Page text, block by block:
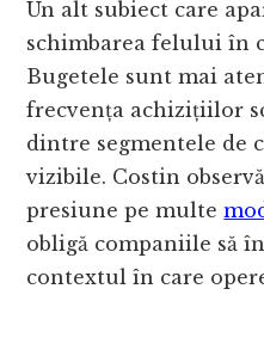
Un alt subiect care
schimbarea felului în
Bugetele sunt mai
frecvența achizițiilor
dintre segmentele de
vizibile. Costin
presiune pe multe
obligă companiile să
contextul în care